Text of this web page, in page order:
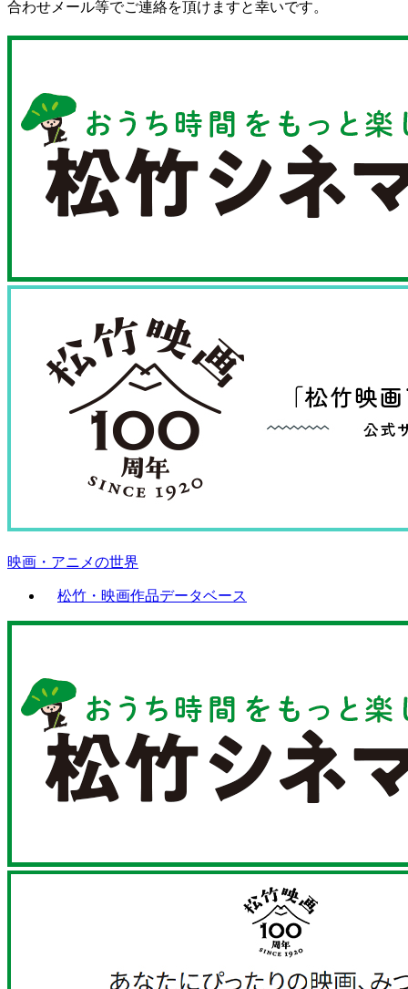
合わせメール等でご連絡を頂けますと幸いです。
映画・アニメの世界
松竹・映画作品データベース